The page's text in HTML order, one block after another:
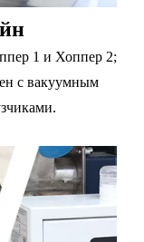
1 и Хоппер 2;
с вакуумным